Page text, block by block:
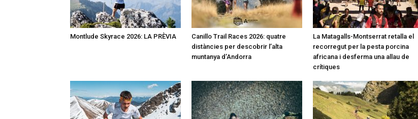
Montlude Skyrace 2026: LA PRÈVIA
Canillo Trail Races 2026: quatre
distàncies per descobrir l’alta
muntanya d’Andorra
La Matagalls-Montserrat retalla el
recorregut per la pesta porcina
africana i desferma una allau de
crítiques